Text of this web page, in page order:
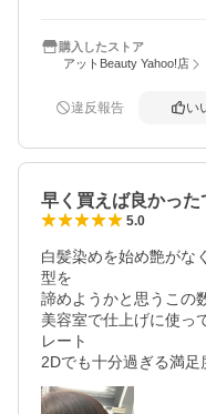
そ大切に壊さないよう
て満足しています。た
購入したストア
アットBeauty Yahoo!店
違反報告 い
早く買えば良かっ
5.0
白髪染めを始め艶がな
型を
諦めようかと思うこの
美容室で仕上げに使っ
レート
2Dでも十分過ぎる満足
ヘアビューロン 4D
高額なため購入をため